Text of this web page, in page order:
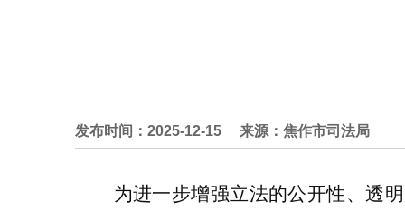
发布时间：2025-12-15 来源：焦作市司法局
为进一步增强立法的公开性、透